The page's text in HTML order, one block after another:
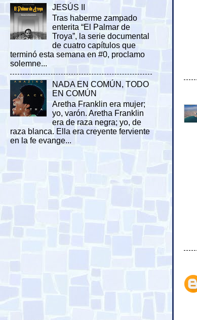
JESÚS II
Tras haberme zampado
enterita “El Palmar de
Troya”, la serie documental
de cuatro capítulos que
terminó esta semana en #0, proclamo
solemne...
NADA EN COMÚN, TODO
EN COMÚN
Aretha Franklin era mujer;
yo, varón. Aretha Franklin
era de raza negra; yo, de
raza blanca. Ella era creyente ferviente
en la fe evange...